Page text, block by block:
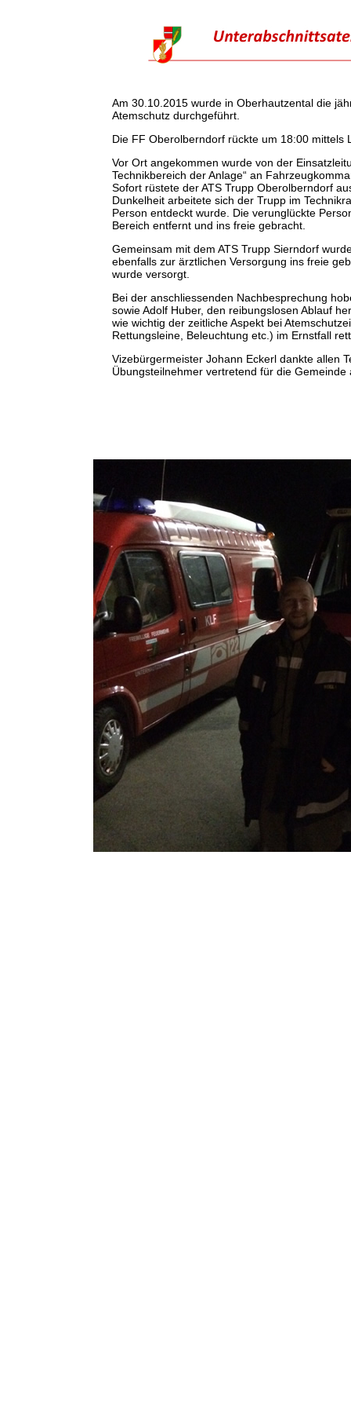
Am 30.10.2015 wurde in Oberhautzental die
Atemschutz durchgeführt.
Die FF Oberolberndorf rückte um 18:00
Vor Ort angekommen wurde von der
Technikbereich der Anlage“ an
Sofort rüstete der ATS Trupp Oberolberndorf
Dunkelheit arbeitete sich der Trupp im
Person entdeckt wurde. Die verunglückte
Bereich entfernt und ins freie gebracht.
Gemeinsam mit dem ATS Trupp Sierndorf
ebenfalls zur ärztlichen Versorgung ins freie
wurde versorgt.
Bei der anschliessenden Nachbesprechung
sowie Adolf Huber, den reibungslosen Ablauf
wie wichtig der zeitliche Aspekt bei
Rettungsleine, Beleuchtung etc.) im Ernstfall
Vizebürgermeister Johann Eckerl dankte allen
Übungsteilnehmer vertretend für die Gemeinde